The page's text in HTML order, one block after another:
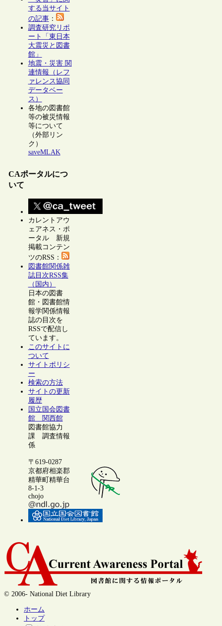
する当サイト
の記事：
調査研究リポ
ート「東日本
大震災と図書
館」
地震・災害 関
連情報（レフ
ァレンス協同
データベー
ス）
各地の図書館
等の被災情報
等について
（外部リン
ク）
saveMLAK
CAポータルにつ
いて
カレントアウ
ェアネス・ポ
ータル 新規
掲載コンテン
ツのRSS：
図書館関係雑
誌目次RSS集
（国内）
日本の図書
館・図書館情
報学関係情報
誌の目次を
RSSで配信し
ています。
このサイトに
ついて
サイトポリシ
ー
検索の方法
サイトの更新
履歴
国立国会図書
館 関西館
図書館協力
課 調査情報
係
〒619-0287
京都府相楽郡
精華町精華台
8-1-3
chojo
© 2006- National Diet Library
ホーム
トップ